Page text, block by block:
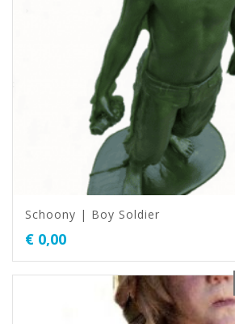
Schoony | Boy Soldier
€ 0,00